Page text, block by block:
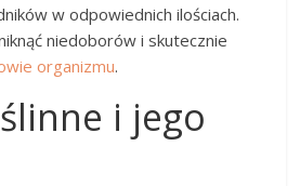
w odpowiednich ilościach.
niedoborów i skutecznie
organizmu.
i jego